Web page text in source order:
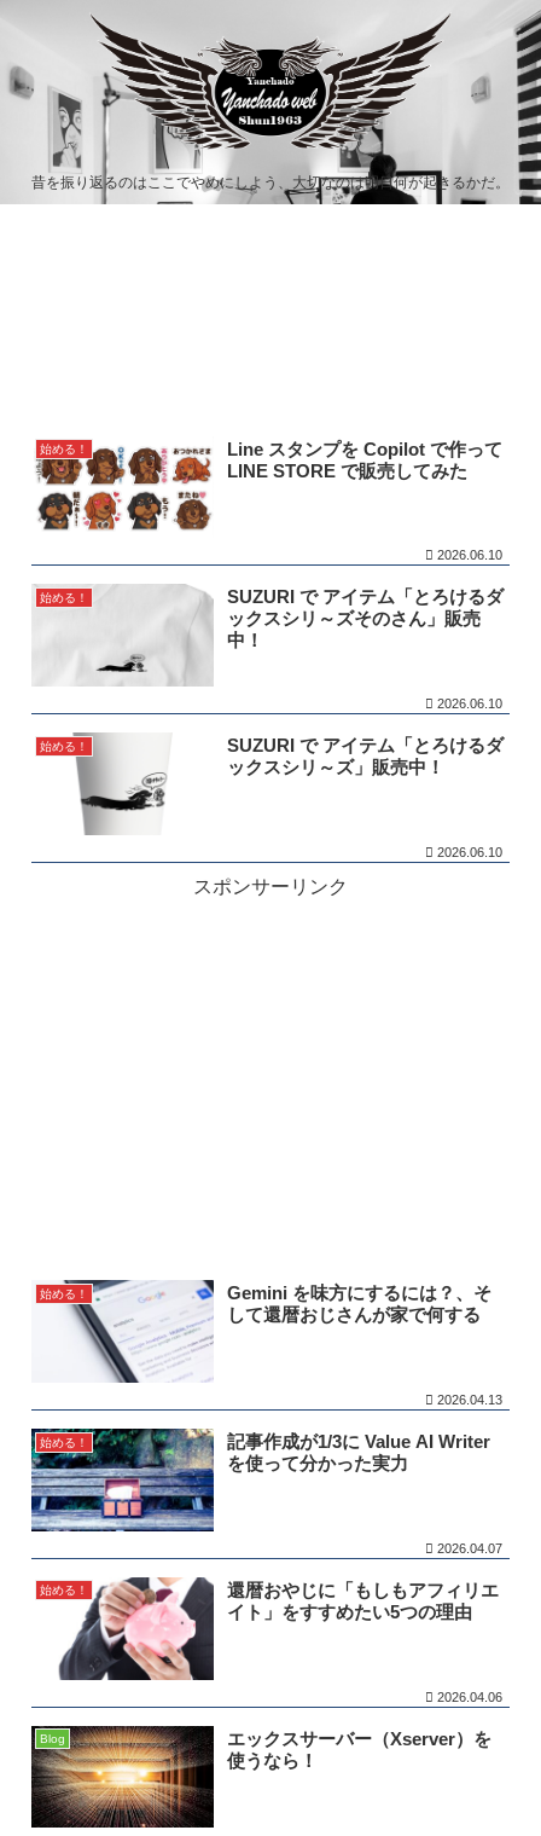
昔を振り返るのはここでやめにしよう、大切なのは明日何が起きるかだ。
始める！
Line スタンプを Copilot で作って
LINE STORE で販売してみた
2026.06.10
始める！
SUZURI で アイテム「とろけるダ
ックスシリ～ズそのさん」販売
中！
2026.06.10
始める！
SUZURI で アイテム「とろけるダ
ックスシリ～ズ」販売中！
2026.06.10
スポンサーリンク
始める！
Gemini を味方にするには？、そ
して還暦おじさんが家で何する
2026.04.13
始める！
記事作成が1/3に Value AI Writer
を使って分かった実力
2026.04.07
始める！
還暦おやじに「もしもアフィリエ
イト」をすすめたい5つの理由
2026.04.06
Blog
エックスサーバー（Xserver）を
使うなら！